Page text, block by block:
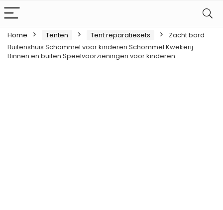
Home Tenten Tent reparatiesets
Zacht bord
Buitenshuis Schommel voor kinderen Schommel Kwekerij
Binnen en buiten Speelvoorzieningen voor kinderen